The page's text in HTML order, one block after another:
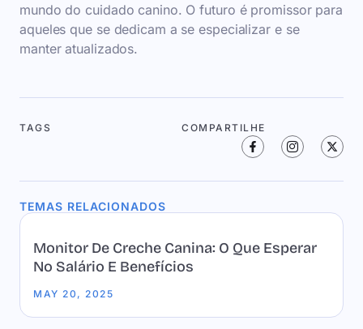
mundo do cuidado canino. O futuro é promissor para
aqueles que se dedicam a se especializar e se
manter atualizados.
TAGS COMPARTILHE
TEMAS RELACIONADOS
Monitor De Creche Canina: O Que Esperar
No Salário E Benefícios
MAY 20, 2025